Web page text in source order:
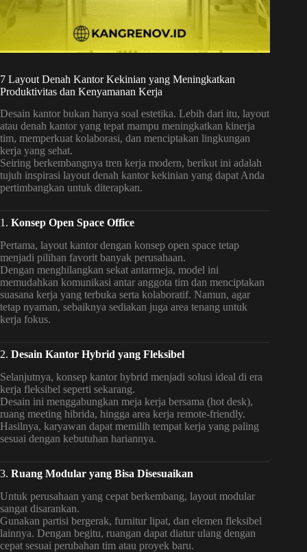
7 Layout Denah Kantor Kekinian yang Meningkatkan
Produktivitas dan Kenyamanan Kerja
Desain kantor bukan hanya soal estetika. Lebih dari itu, layout
atau denah kantor yang tepat mampu meningkatkan kinerja
tim, memperkuat kolaborasi, dan menciptakan lingkungan
kerja yang sehat.
Seiring berkembangnya tren kerja modern, berikut ini adalah
tujuh inspirasi layout denah kantor kekinian yang dapat Anda
pertimbangkan untuk diterapkan.
1. Konsep Open Space Office
Pertama, layout kantor dengan konsep open space tetap
menjadi pilihan favorit banyak perusahaan.
Dengan menghilangkan sekat antarmeja, model ini
memudahkan komunikasi antar anggota tim dan menciptakan
suasana kerja yang terbuka serta kolaboratif. Namun, agar
tetap nyaman, sebaiknya sediakan juga area tenang untuk
kerja fokus.
2. Desain Kantor Hybrid yang Fleksibel
Selanjutnya, konsep kantor hybrid menjadi solusi ideal di era
kerja fleksibel seperti sekarang.
Desain ini menggabungkan meja kerja bersama (hot desk),
ruang meeting hibrida, hingga area kerja remote-friendly.
Hasilnya, karyawan dapat memilih tempat kerja yang paling
sesuai dengan kebutuhan hariannya.
3. Ruang Modular yang Bisa Disesuaikan
Untuk perusahaan yang cepat berkembang, layout modular
sangat disarankan.
Gunakan partisi bergerak, furnitur lipat, dan elemen fleksibel
lainnya. Dengan begitu, ruangan dapat diatur ulang dengan
cepat sesuai perubahan tim atau proyek baru.